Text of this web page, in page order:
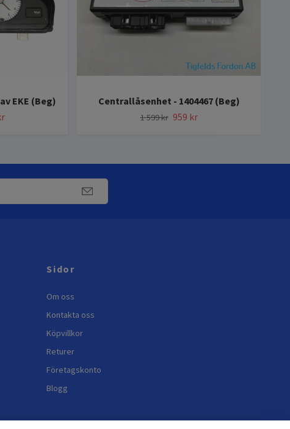
EKE (Beg) Centrallåsenhet - 1404467 (Beg)
1 599 kr 959 kr
Sidor
Om oss
Kontakta oss
Köpvillkor
Returer
Företagskonto
Blogg